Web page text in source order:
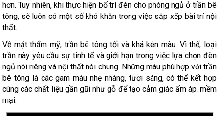
hơn. Tuy nhiên, khi thực hiện bố trí đèn cho phòng ngủ ở trần bê
tông, sẽ luôn có một số khó khăn trong việc sắp xếp bài trí nội
thất.
Về mặt thẩm mỹ, trần bê tông tối và khá kén màu. Vì thế, loại
trần này yêu cầu sự tinh tế và giới hạn trong việc lựa chọn đèn
ngủ nói riêng và nội thất nói chung. Những màu phù hợp với trần
bê tông là các gam màu nhẹ nhàng, tươi sáng, có thể kết hợp
cùng các chất liệu gần gũi như gỗ để tạo cảm giác ấm áp, mềm
mại.